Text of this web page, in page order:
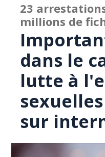
23
millions de
dans le
lutte à
sur